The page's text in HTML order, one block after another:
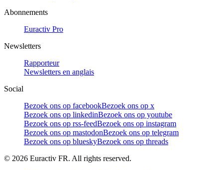
Abonnements
Euractiv Pro
Newsletters
Rapporteur
Newsletters en anglais
Social
Bezoek ons op facebookBezoek ons op x
Bezoek ons op linkedinBezoek ons op youtube
Bezoek ons op rss-feedBezoek ons op instagram
Bezoek ons op mastodonBezoek ons op telegram
Bezoek ons op blueskyBezoek ons op threads
© 2026 Euractiv FR. All rights reserved.